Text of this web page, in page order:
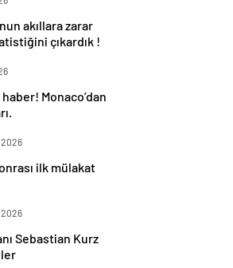
akıllara zarar
çıkardık !
Monaco’dan
ilk mülakat
Sebastian Kurz